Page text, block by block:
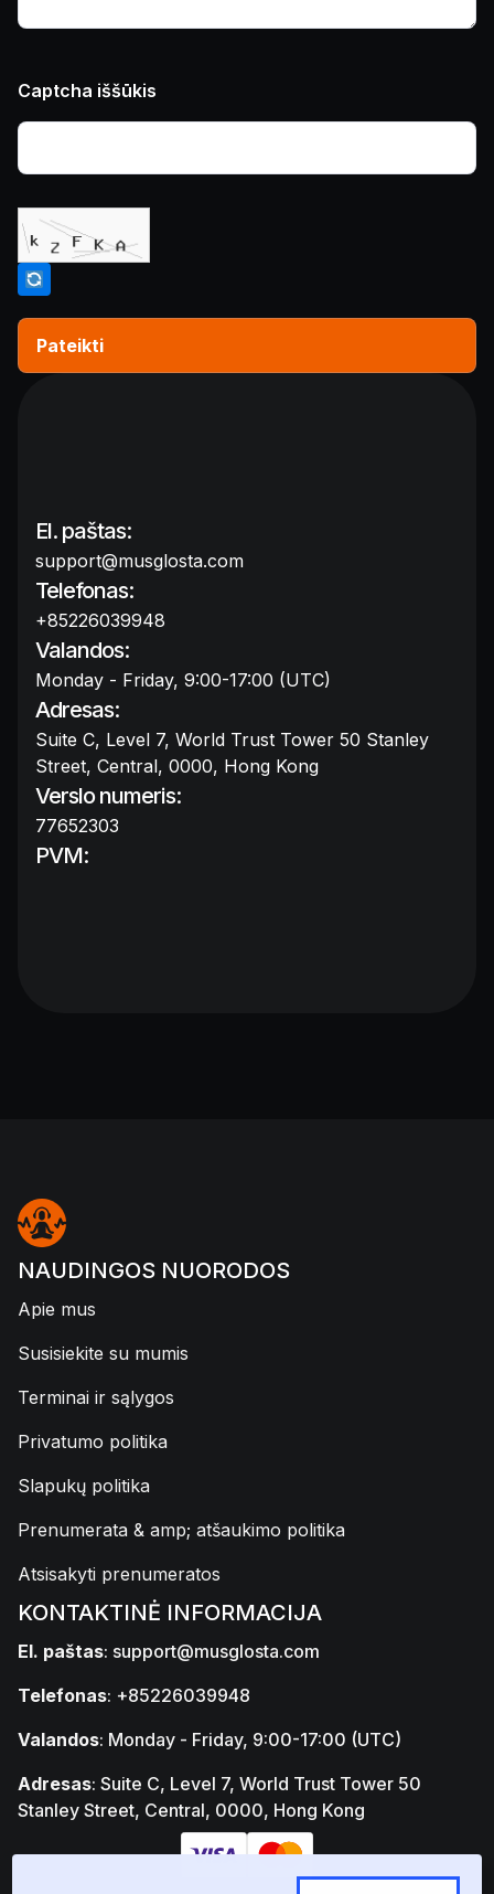
Captcha iššūkis
El. paštas:
support@musglosta.com
Telefonas:
+85226039948
Valandos:
Monday - Friday, 9:00-17:00 (UTC)
Adresas:
Suite C, Level 7, World Trust Tower 50 Stanley
Street, Central, 0000, Hong Kong
Verslo numeris:
77652303
PVM:
NAUDINGOS NUORODOS
Apie mus
Susisiekite su mumis
Terminai ir sąlygos
Privatumo politika
Slapukų politika
Prenumerata & amp; atšaukimo politika
Atsisakyti prenumeratos
KONTAKTINĖ INFORMACIJA
El. paštas: support@musglosta.com
Telefonas: +85226039948
Valandos: Monday - Friday, 9:00-17:00 (UTC)
Adresas: Suite C, Level 7, World Trust Tower 50
Stanley Street, Central, 0000, Hong Kong